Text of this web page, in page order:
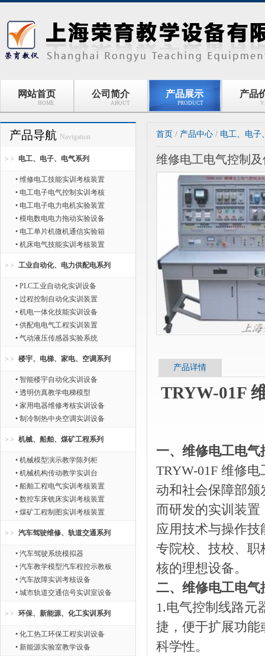
网站首页
HOME
公司简介
ABOUT
产品展示
PRODUCT
产品
产品导航 Navigation
电工、电子、电气系列
• 维修电工技能实训考核装置
• 电工电子电气控制实训考核
• 电工电子电力电机实验装置
• 模电数电电力拖动实验设备
• 电工单片机微机通信实验箱
• 机床电气技能实训考核装置
工业自动化、电力供配电系列
• PLC工业自动化实训设备
• 过程控制自动化实训装置
• 机电一体化技能实训设备
• 供配电电气工程实训装置
• 气动液压传感器实验系统
楼宇、电梯、家电、空调系列
• 智能楼宇自动化实训设备
• 透明仿真教学电梯模型
• 家用电器维修考核实训设备
• 制冷制热中央空调实训设备
机械、船舶、煤矿工程系列
• 机械模型演示教学陈列柜
• 机械机构传动教学实训台
• 船舶工程电气实训考核装置
• 数控车床铣床实训考核装置
• 煤矿工程制图实训考核装置
汽车驾驶维修、轨道交通系列
• 汽车驾驶系统模拟器
• 汽车教学模型汽车程控示教板
• 汽车故障实训考核设备
• 城市轨道交通信号实训室设备
环保、新能源、化工实训系列
• 化工热工环保工程实训设备
• 新能源实验室教学设备
首页 / 产品中心 / 电工、电子
维修电工电气控制
产品详情
TRYW-01F
一、维修电工电
TRYW-01F 维修
动和社会保障部
而研发的实训装
应用技术与操作
专院校、技校、
核的理想设备。
二、维修电工电
1.电气控制线路元
捷，便于扩展功
科学性。